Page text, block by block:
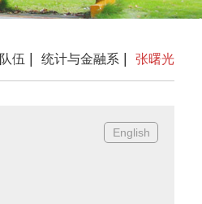
伍 统计与金融系 张曙光
English